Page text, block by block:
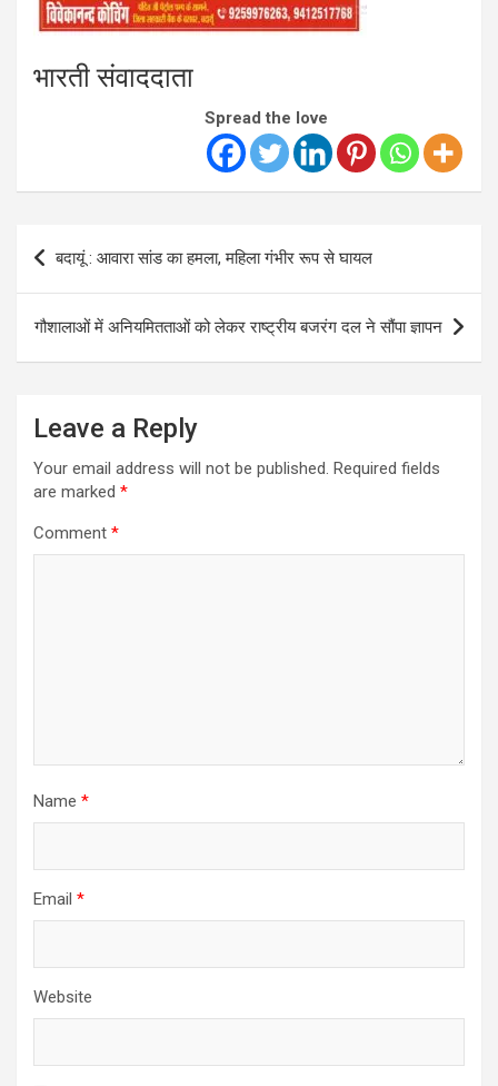
भारती संवाददाता
Spread the love
Post
navigation
बदायूं : आवारा सांड का हमला, महिला गंभीर रूप से घायल
गौशालाओं में अनियमितताओं को लेकर राष्ट्रीय बजरंग दल ने सौंपा ज्ञापन
Leave a Reply
Your email address will not be published. Required fields
are marked *
Comment *
Name *
Email *
Website